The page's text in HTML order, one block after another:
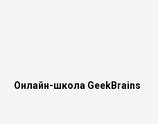
Онлайн-школа GeekBrains